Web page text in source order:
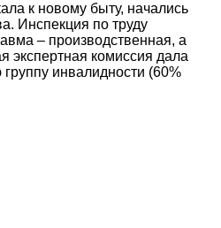
к новому быту, начались
Инспекция по труду
– производственная, а
экспертная комиссия дала
инвалидности (60%